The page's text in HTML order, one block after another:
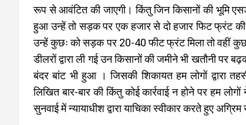
रूप से आवंटित की जाएगी। किंतु जिन किसानों की भूमि
हुआ उन्हें तो सड़क पर एक हजार से दो हजार फिट फ्रंट की
उन्हें कुछः को सड़क पर 20-40 फीट फ्रंट मिला तो वहीं कुछः
डीलरों द्वारा ली गई उन किसानों की जमीने भी खतौनी
बंदर बांट भी हुआ । जिसकी शिकायत हम लोगों द्वारा
लिखित बार-बार की किंतु कोई कार्रवाई न होने पर हम
सुनवाई में न्यायाधीश द्वारा याचिका स्वीकार करते हुए